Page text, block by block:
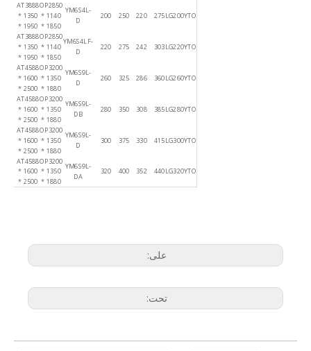
LG200YTO
275
220
250
200
YM6S4L-
D
OP2850
* 1140
* 1850
AT3888
* 1350
* 1950
LG220YTO
303
242
275
220
YM6S4LF-
D
OP2850
* 1140
* 1850
AT3888
* 1350
* 1950
LG260YTO
360
286
325
260
YM6S9L-
D
OP3200
* 1350
* 1880
AT4588
* 1600
* 2500
LG280YTO
385
308
350
280
YM6S9L-
DB
OP3200
* 1350
* 1880
AT4588
* 1600
* 2500
LG300YTO
415
330
375
300
YM6S9L-
D
OP3200
* 1350
* 1880
AT4588
* 1600
* 2500
LG320YTO
440
352
400
320
YM6S9L-
DA
OP3200
* 1350
* 1880
AT4588
* 1600
* 2500
على:
تحت: